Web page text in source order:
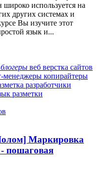
используется на
других системах и
Вы изучите этот
язык и...
блогеры веб верстка сайтов
менеджеры копирайтеры
разработчики
разметки
Маркировка
пошаговая